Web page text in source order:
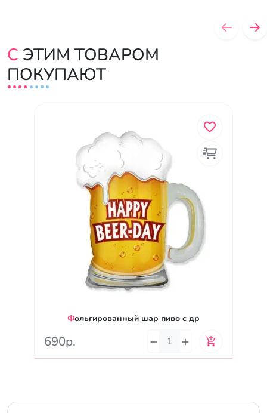
С ЭТИМ ТОВАРОМ
ПОКУПАЮТ
Фольгированный шар пиво с др
690р.